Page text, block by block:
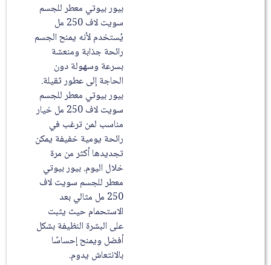
بيور بيوتي معطر للجسم
سويت لاف 250 مل
يُستخدم لأنه يمنح الجسم
رائحة جذابة ومنعشة
بسرعة وسهولة دون
الحاجة إلى عطور ثقيلة.
بيور بيوتي معطر للجسم
سويت لاف 250 مل خيار
مناسب لمن ترغب في
رائحة يومية خفيفة يمكن
تجديدها أكثر من مرة
خلال اليوم. بيور بيوتي
معطر للجسم سويت لاف
250 مل مثالي بعد
الاستحمام حيث يثبت
على البشرة النظيفة بشكل
أفضل ويمنح إحساسًا
بالانتعاش يدوم.